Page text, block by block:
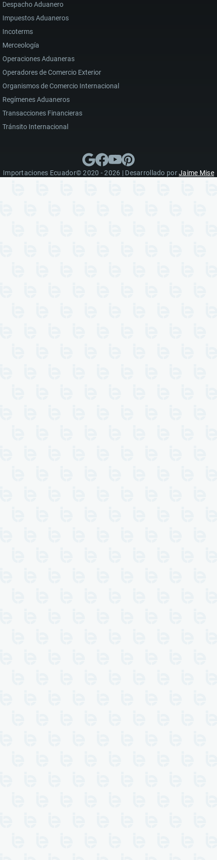
Despacho Aduanero
Impuestos Aduaneros
Incoterms
Merceología
Operaciones Aduaneras
Operadores de Comercio Exterior
Organismos de Comercio Internacional
Regímenes Aduaneros
Transacciones Financieras
Tránsito Internacional
Importaciones Ecuador© 2020 - 2026 | Desarrollado porJaime Mise